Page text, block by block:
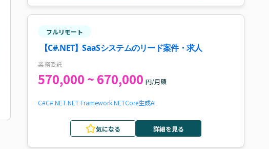
フルリモート
【C#.NET】SaaSシステムのリード案件・求人
業務委託
570,000 ~ 670,000 円/月額
C#C#.NET.NET Framework.NETCore生成AI
気になる 詳細を見る